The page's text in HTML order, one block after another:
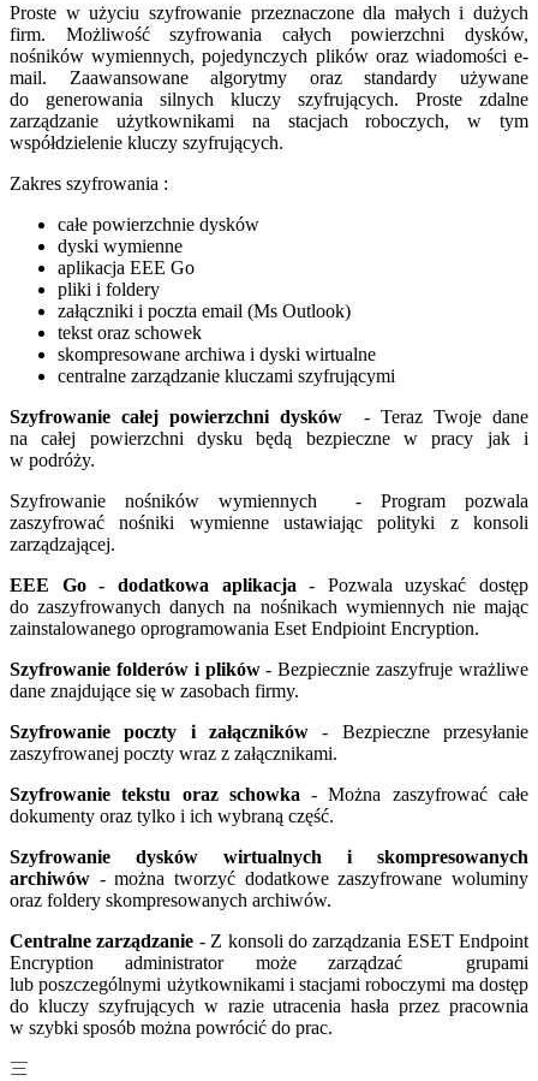
Proste w użyciu szyfrowanie przeznaczone dla małych i dużych
firm. Możliwość szyfrowania całych powierzchni dysków,
nośników wymiennych, pojedynczych plików oraz wiadomości e-
mail. Zaawansowane algorytmy oraz standardy używane
do generowania silnych kluczy szyfrujących. Proste zdalne
zarządzanie użytkownikami na stacjach roboczych, w tym
współdzielenie kluczy szyfrujących.
Zakres szyfrowania :
całe powierzchnie dysków
dyski wymienne
aplikacja EEE Go
pliki i foldery
załączniki i poczta email (Ms Outlook)
tekst oraz schowek
skompresowane archiwa i dyski wirtualne
centralne zarządzanie kluczami szyfrującymi
Szyfrowanie całej powierzchni dysków - Teraz Twoje dane
na całej powierzchni dysku będą bezpieczne w pracy jak i
w podróży.
Szyfrowanie nośników wymiennych - Program pozwala
zaszyfrować nośniki wymienne ustawiając polityki z konsoli
zarządzającej.
EEE Go - dodatkowa aplikacja - Pozwala uzyskać dostęp
do zaszyfrowanych danych na nośnikach wymiennych nie mając
zainstalowanego oprogramowania Eset Endpioint Encryption.
Szyfrowanie folderów i plików- Bezpiecznie zaszyfruje wrażliwe
dane znajdujące się w zasobach firmy.
Szyfrowanie poczty i załączników - Bezpieczne przesyłanie
zaszyfrowanej poczty wraz z załącznikami.
Szyfrowanie tekstu oraz schowka - Można zaszyfrować całe
dokumenty oraz tylko i ich wybraną część.
Szyfrowanie dysków wirtualnych i skompresowanych
archiwów - można tworzyć dodatkowe zaszyfrowane woluminy
oraz foldery skompresowanych archiwów.
Centralne zarządzanie - Z konsoli do zarządzania ESET Endpoint
Encryption administrator może zarządzać grupami
lub poszczególnymi użytkownikami i stacjami roboczymi ma dostęp
do kluczy szyfrujących w razie utracenia hasła przez pracownia
w szybki sposób można powrócić do prac.